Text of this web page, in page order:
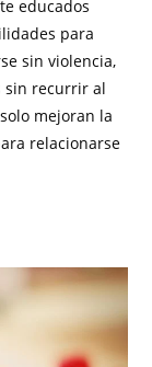
educados
para
sin violencia,
sin recurrir al
mejoran la
relacionarse